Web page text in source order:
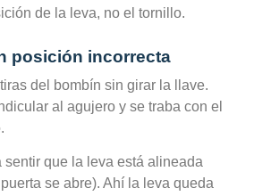
de la leva, no el tornillo.
posición incorrecta
del bombín sin girar la llave.
al agujero y se traba con el
sentir que la leva está alineada
se abre). Ahí la leva queda